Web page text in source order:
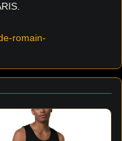
romain-